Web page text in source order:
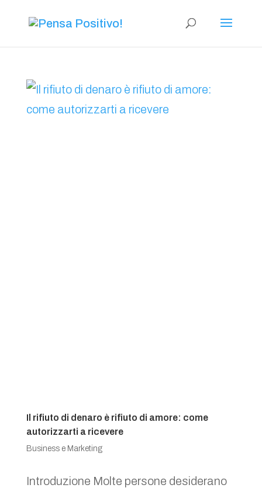
Il rifiuto di denaro è rifiuto di amore: come
autorizzarti a ricevere
Business e Marketing
Introduzione Molte persone desiderano